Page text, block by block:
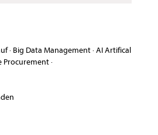
· Big Data Management·AI Artifical
Procurement·